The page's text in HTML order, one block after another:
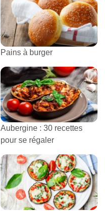
Pains à burger
Aubergine : 30 recettes
pour se régaler